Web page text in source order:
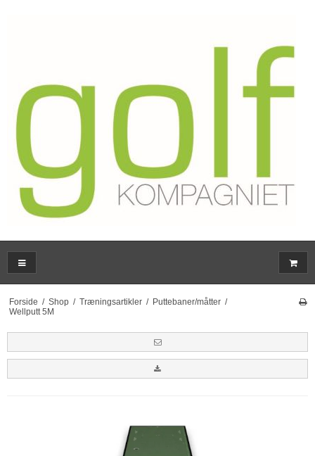
Forside / Shop / Træningsartikler / Puttebaner/måtter /
Wellputt 5M